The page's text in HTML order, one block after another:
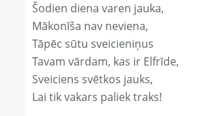
Šodien diena varen jauka,
Mākonīša nav neviena,
Tāpēc sūtu sveicieniņus
Tavam vārdam, kas ir Elfrīde,
Sveiciens svētkos jauks,
Lai tik vakars paliek traks!